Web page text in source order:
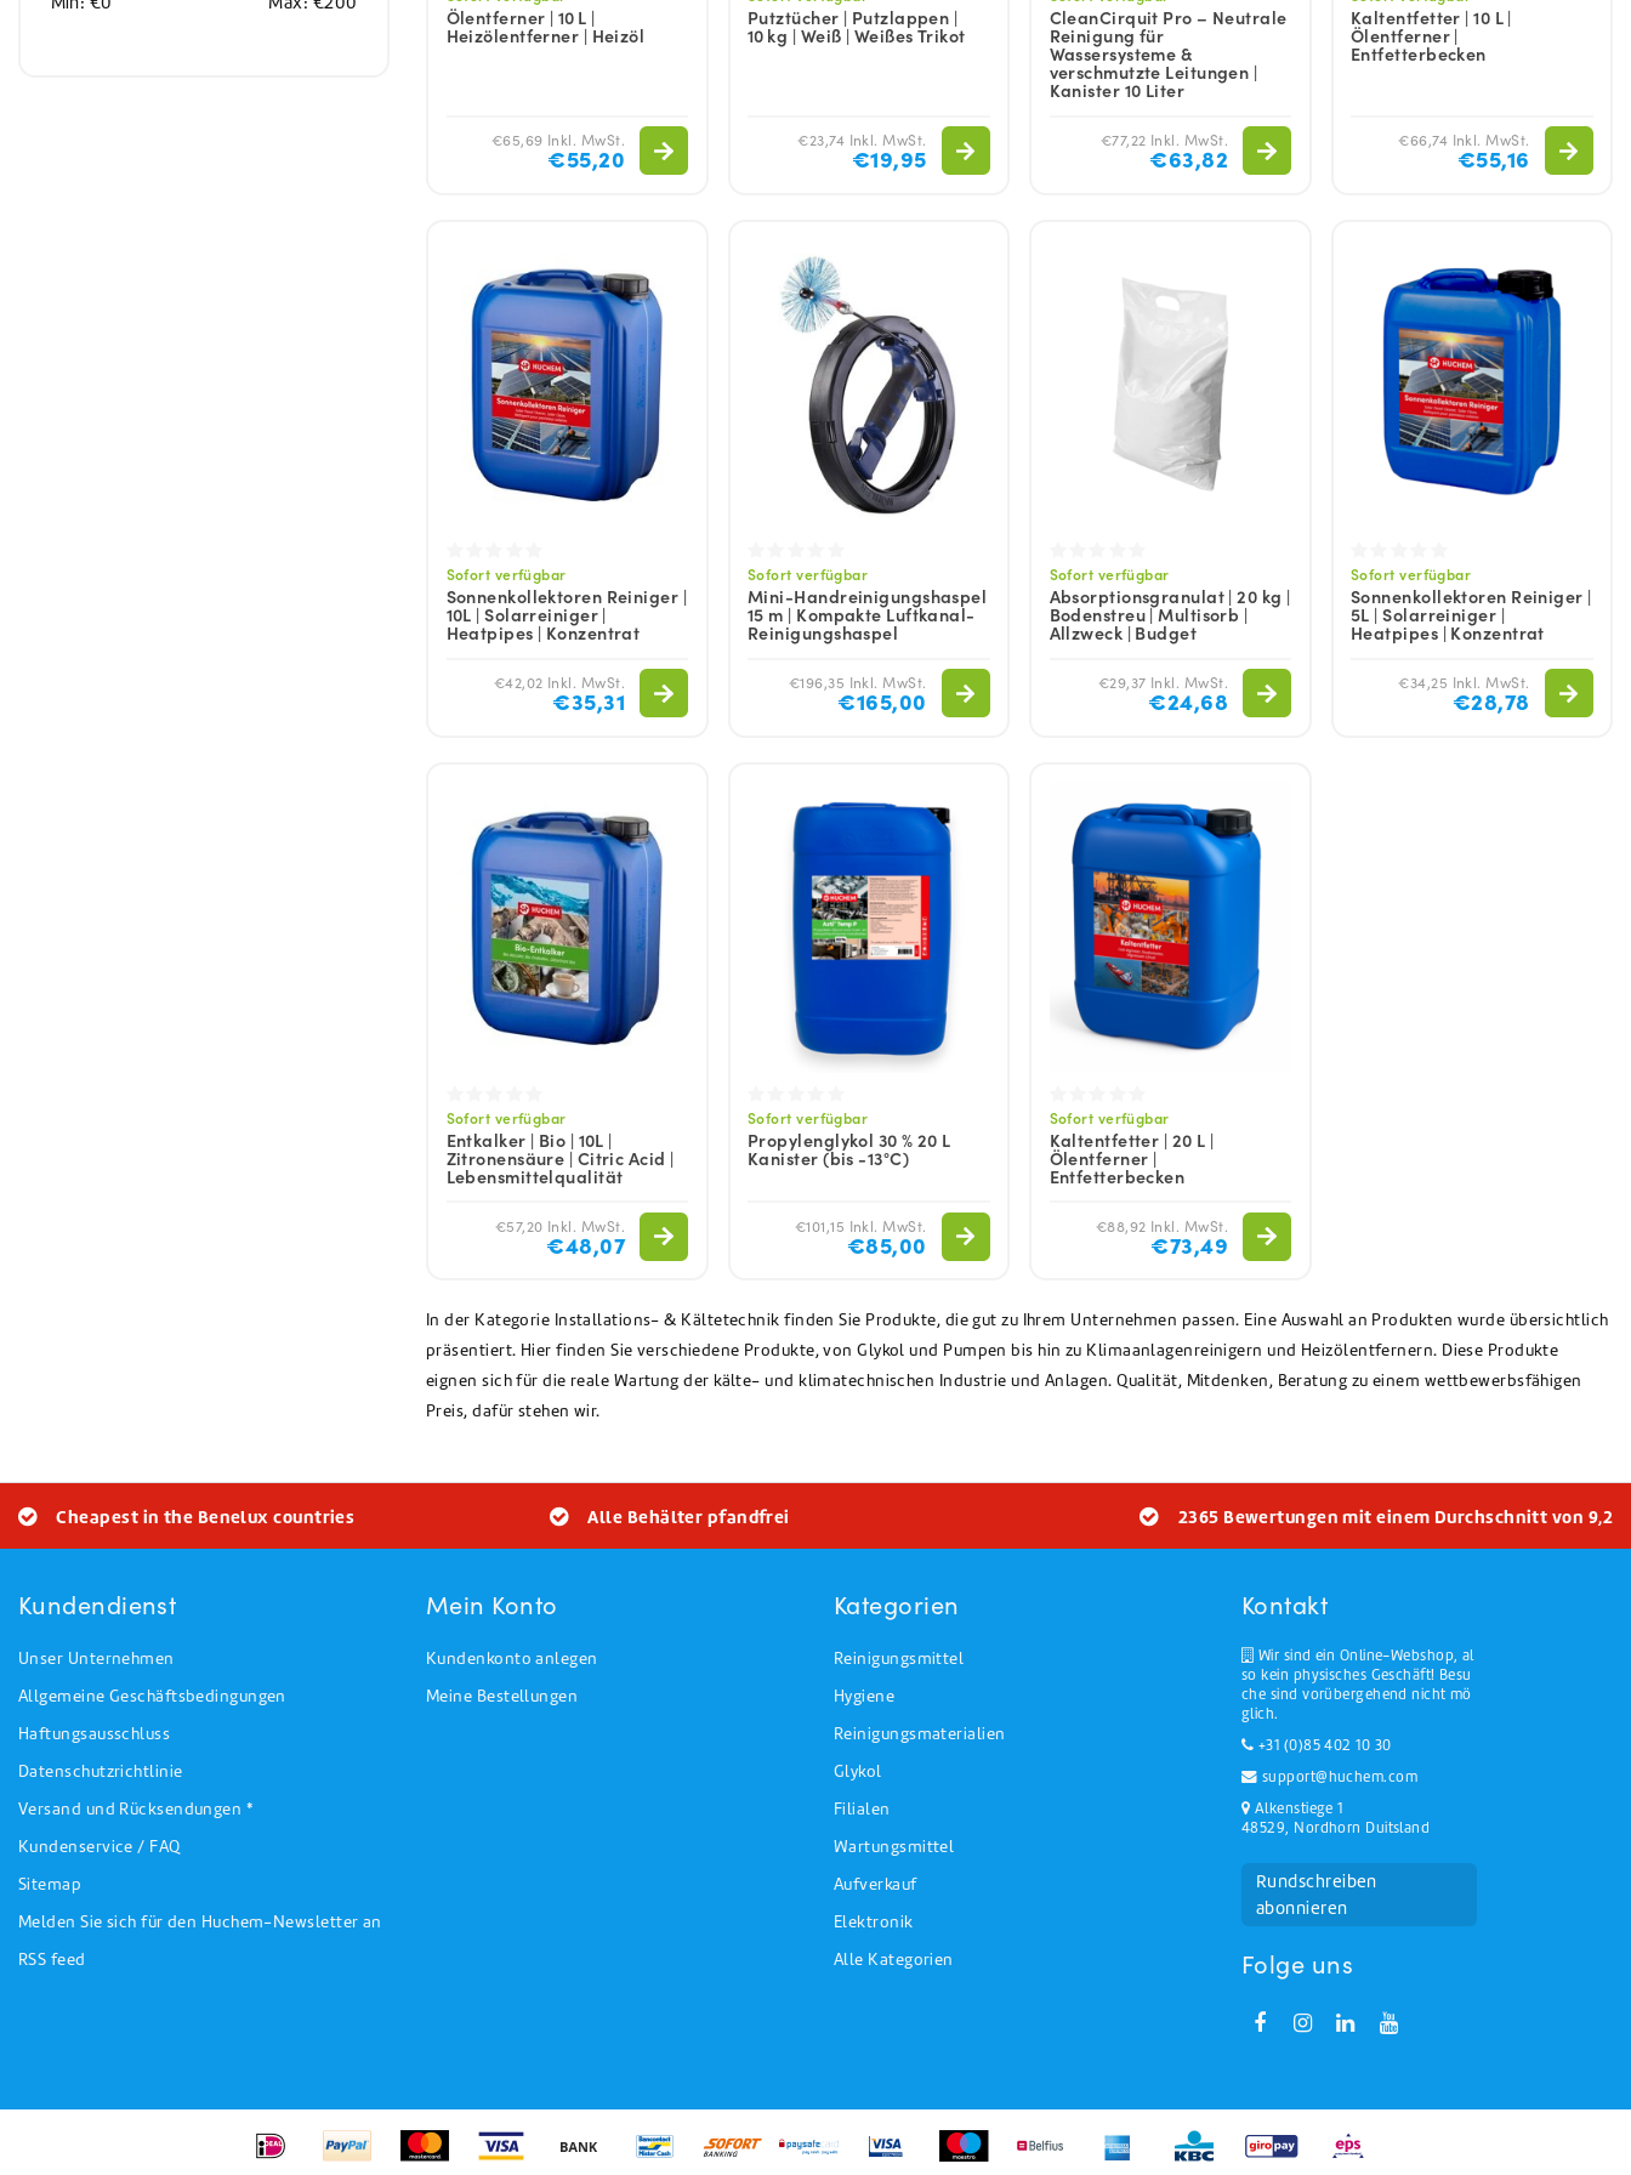
Ölentferner | 10 L |
Heizölentferner | Heizöl
€65,69 Inkl. MwSt.
€55,20
Putztücher | Putzlappen |
10 kg | Weiß | Weißes Trikot
€23,74 Inkl. MwSt.
€19,95
CleanCirquit Pro – Neutrale
Reinigung für
Wassersysteme &
verschmutzte Leitungen |
Kanister 10 Liter
€77,22 Inkl. MwSt.
€63,82
Kaltentfetter | 10 L |
Ölentferner |
Entfetterbecken
€66,74 Inkl. MwSt.
€55,16
Sofort verfügbar
Sonnenkollektoren Reiniger |
10L | Solarreiniger |
Heatpipes | Konzentrat
€42,02 Inkl. MwSt.
€35,31
Sofort verfügbar
Mini-Handreinigungshaspel
15 m | Kompakte Luftkanal-
Reinigungshaspel
€196,35 Inkl. MwSt.
€165,00
Sofort verfügbar
Absorptionsgranulat | 20 kg |
Bodenstreu | Multisorb |
Allzweck | Budget
€29,37 Inkl. MwSt.
€24,68
Sofort verfügbar
Sonnenkollektoren Reiniger |
5L | Solarreiniger |
Heatpipes | Konzentrat
€34,25 Inkl. MwSt.
€28,78
Sofort verfügbar
Entkalker | Bio | 10L |
Zitronensäure | Citric Acid |
Lebensmittelqualität
€57,20 Inkl. MwSt.
€48,07
Sofort verfügbar
Propylenglykol 30 % 20 L
Kanister (bis -13°C)
€101,15 Inkl. MwSt.
€85,00
Sofort verfügbar
Kaltentfetter | 20 L |
Ölentferner |
Entfetterbecken
€88,92 Inkl. MwSt.
€73,49
In der Kategorie Installations- & Kältetechnik finden Sie Produkte, die gut zu Ihrem Unternehmen passen. Eine Auswahl an Produkten wurde übersichtlich
präsentiert. Hier finden Sie verschiedene Produkte, von Glykol und Pumpen bis hin zu Klimaanlagenreinigern und Heizölentfernern. Diese Produkte
eignen sich für die reale Wartung der kälte- und klimatechnischen Industrie und Anlagen. Qualität, Mitdenken, Beratung zu einem wettbewerbsfähigen
Preis, dafür stehen wir.
Cheapest in the Benelux countries Alle Behälter pfandfrei 2365 Bewertungen mit einem Durchschnitt von 9,2
Kundendienst
Unser Unternehmen
Allgemeine Geschäftsbedingungen
Haftungsausschluss
Datenschutzrichtlinie
Versand und Rücksendungen *
Kundenservice / FAQ
Sitemap
Melden Sie sich für den Huchem-Newsletter an
RSS feed
Mein Konto
Kundenkonto anlegen
Meine Bestellungen
Kategorien
Reinigungsmittel
Hygiene
Reinigungsmaterialien
Glykol
Filialen
Wartungsmittel
Aufverkauf
Elektronik
Alle Kategorien
Kontakt
Wir sind ein Online-Webshop, al
so kein physisches Geschäft! Besu
che sind vorübergehend nicht mö
glich.
+31 (0)85 402 10 30
support@huchem.com
Alkenstiege 1
48529, Nordhorn Duitsland
Rundschreiben
abonnieren
Folge uns